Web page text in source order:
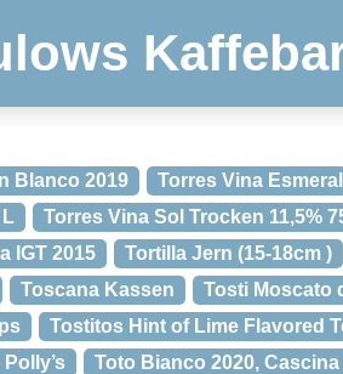
Blanco 2019
Torres Vina
L
Torres Vina Sol Trocken 11,5%
IGT 2015
Tortilla Jern (15-18cm )
Toscana Kassen
Tosti Moscato
Tostitos Hint of Lime Flavored
Toto Bianco 2020,